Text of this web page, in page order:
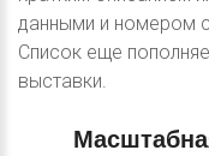
данными и номером
Список еще
выставки.